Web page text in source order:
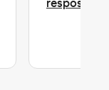
resposta